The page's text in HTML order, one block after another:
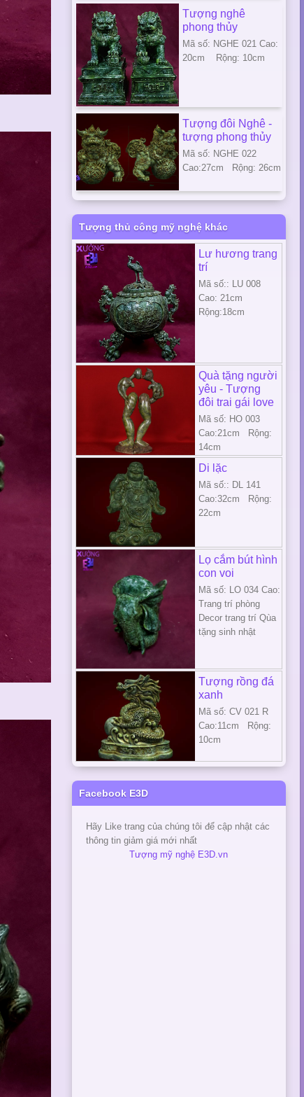
Tượng nghê
phong thủy
Mã số: NGHE 021 Cao:
20cm Rộng: 10cm
Tượng đôi Nghê -
tượng phong thủy
Mã số: NGHE 022
Cao:27cm Rộng: 26cm
Tượng thủ công mỹ nghệ khác
Lư hương trang
trí
Mã số:: LU 008
Cao: 21cm
Rộng:18cm
Quà tặng người
yêu - Tượng
đôi trai gái love
Mã số: HO 003
Cao:21cm Rộng:
14cm
Di lặc
Mã số:: DL 141
Cao:32cm Rộng:
22cm
Lọ cắm bút hình
con voi
Mã số: LO 034 Cao:
Trang trí phòng
Decor trang trí Qùa
tặng sinh nhật
Tượng rồng đá
xanh
Mã số: CV 021 R
Cao:11cm Rộng:
10cm
Facebook E3D
Hãy Like trang của chúng tôi để cập nhật các
thông tin giảm giá mới nhất
Tượng mỹ nghệ E3D.vn